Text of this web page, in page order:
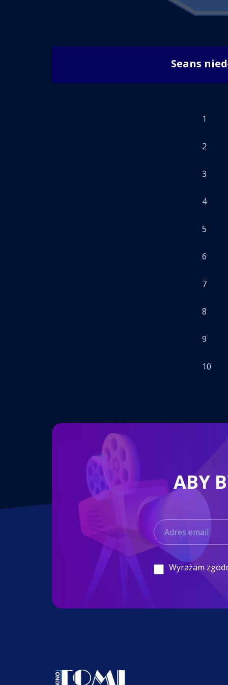
Seans
1
2
3
4
5
6
7
8
9
10
ABY
Wyrażam